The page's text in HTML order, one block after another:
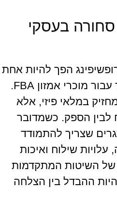
בעסקי
הפך להיות אחת
השיטות הנפוצות ביותר עבור מוכרי אמזון FBA.
במלאי פיזי, אלא
לבין הספק. כשמדובר
שצריך להתמודד
שילוח ואיכות
השיטות המתקדמות
ההבדל בין הצלחה